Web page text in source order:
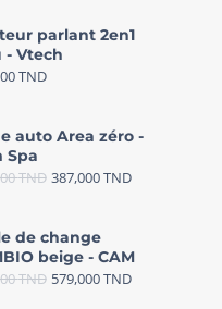
parlant 2en1
- Vtech
TND
auto Area zéro -
Spa
TND 387,000TND
de change
beige - CAM
TND 579,000TND